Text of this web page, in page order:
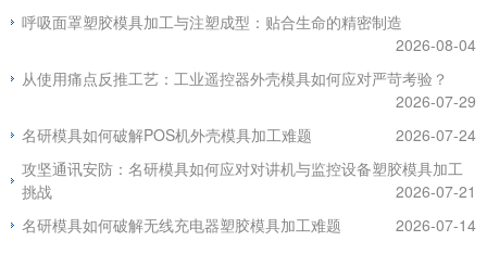
呼吸面罩塑胶模具加工与注塑成型：贴合生命的精密制造
2026-08-04
从使用痛点反推工艺：工业遥控器外壳模具如何应对严苛考验？
2026-07-29
名研模具如何破解POS机外壳模具加工难题
2026-07-24
攻坚通讯安防：名研模具如何应对对讲机与监控设备塑胶模具加工
挑战
2026-07-21
名研模具如何破解无线充电器塑胶模具加工难题
2026-07-14